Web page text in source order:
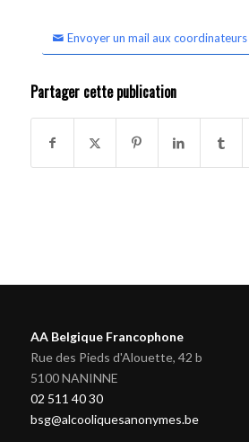
Envoyer un mail aux
Partager cette publication
AA Belgique Francophone
Rue des Pieds d'Alouette, 42 b
5100 NANINNE
02 511 40 30
bsg@alcooliquesanonymes.be